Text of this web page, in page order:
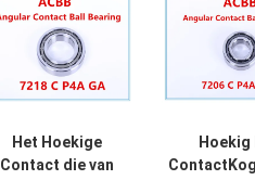
Het Hoekige
Contact die van
Hoekig